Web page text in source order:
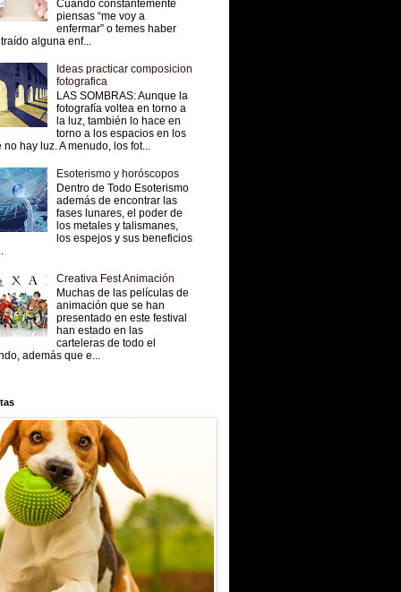
Cuando constantemente
piensas “me voy a
enfermar” o temes haber
alguna enf...
Ideas practicar composicion
fotografica
LAS SOMBRAS: Aunque la
fotografía voltea en torno a
la luz, también lo hace en
torno a los espacios en los
no hay luz. A menudo, los fot...
Esoterismo y horóscopos
Dentro de Todo Esoterismo
además de encontrar las
fases lunares, el poder de
los metales y talismanes,
los espejos y sus beneficios
Creativa Fest Animación
Muchas de las películas de
animación que se han
presentado en este festival
han estado en las
carteleras de todo el
además que e...